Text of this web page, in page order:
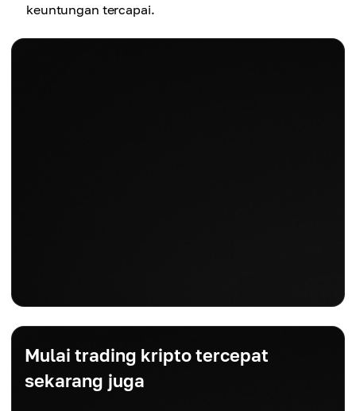
keuntungan tercapai.
Mulai trading kripto tercepat
sekarang juga